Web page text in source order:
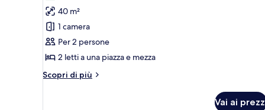
per
Camera
Executive
con
2
letti
40 m²
1 camera
Per 2 persone
2 letti a una piazza e mezza
Scopri di più
Altri
Vai ai